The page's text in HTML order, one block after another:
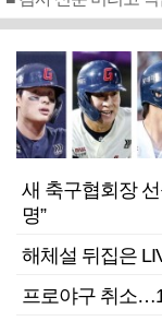
새 축구협회장
명”
해체설 뒤집은
프로야구 취소